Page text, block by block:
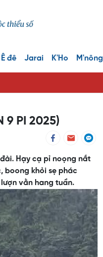
Ê đê Jarai K'Ho M'nông
9 PI 2025)
Hạy cạ pỉ noọng nắt
boong khỏi sẹ phác
vằn hang tuần.